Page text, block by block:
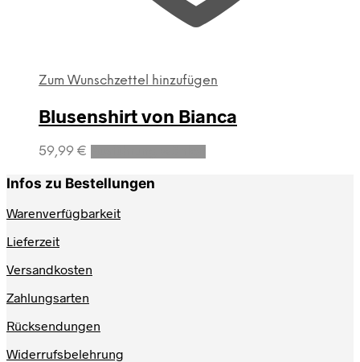
Zum Wunschzettel hinzufügen
Blusenshirt von Bianca
59,99 €
Dieses
Infos zu Bestellungen
Warenverfügbarkeit
Lieferzeit
Versandkosten
Zahlungsarten
Rücksendungen
Widerrufsbelehrung